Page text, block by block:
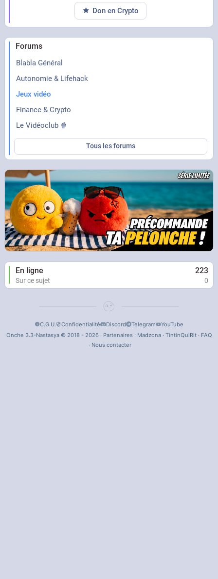
Forums
Blabla Général
Autonomie & Lifehack
Jeux vidéo
Finance & Crypto
Le Vidéoclub 🍿
Tous les forums
En ligne 223
Sur ce sujet 0
Don en Crypto
C.G.U. Confidentialité Discord Telegram
YouTube
Onche 3.3-Nastasya © 2018 - 2026 · Partenaires : Madzona· TintinQuiRit· FAQ
· Nous contacter